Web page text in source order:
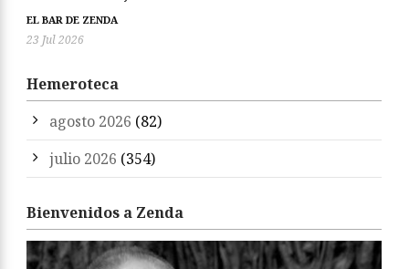
EL BAR DE ZENDA
23 Jul 2026
Hemeroteca
agosto 2026 (82)
julio 2026 (354)
Bienvenidos a Zenda